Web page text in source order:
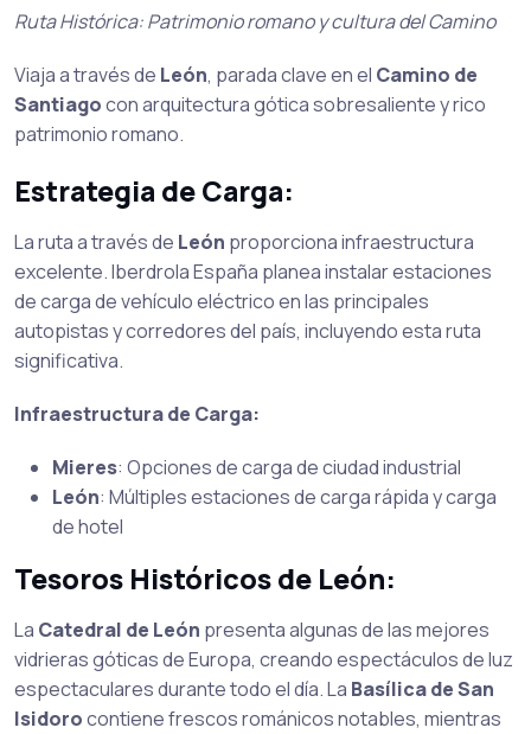
Ruta Histórica: Patrimonio romano y cultura del Camino
Viaja a través de León, parada clave en el Camino de
Santiagocon arquitectura gótica sobresaliente y rico
patrimonio romano.
Estrategia de Carga:
La ruta a través de León proporciona infraestructura
excelente. Iberdrola España planea instalar estaciones
de carga de vehículo eléctrico en las principales
autopistas y corredores del país, incluyendo esta ruta
significativa.
Infraestructura de Carga:
Mieres: Opciones de carga de ciudad industrial
León: Múltiples estaciones de carga rápida y carga
de hotel
Tesoros Históricos de León:
La Catedral de León presenta algunas de las mejores
vidrieras góticas de Europa, creando espectáculos de luz
espectaculares durante todo el día. La Basílica de San
Isidorocontiene frescos románicos notables, mientras